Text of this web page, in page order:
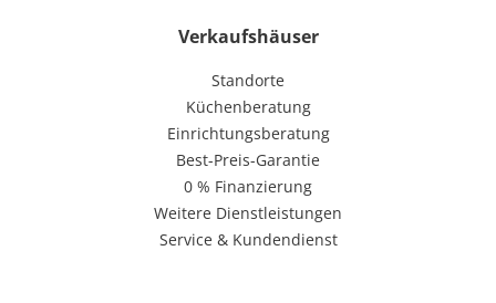
Verkaufshäuser
Standorte
Küchenberatung
Einrichtungsberatung
Best-Preis-Garantie
0 % Finanzierung
Weitere Dienstleistungen
Service & Kundendienst